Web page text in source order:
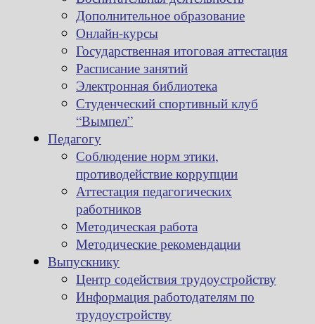
Дополнительное образование
Онлайн-курсы
Государственная итоговая аттестация
Расписание занятий
Электронная библиотека
Студенческий спортивный клуб
“Вымпел”
Педагогу
Соблюдение норм этики,
противодействие коррупции
Аттестация педагогических
работников
Методическая работа
Методические рекомендации
Выпускнику
Центр содействия трудоустройству
Информация работодателям по
трудоустройству